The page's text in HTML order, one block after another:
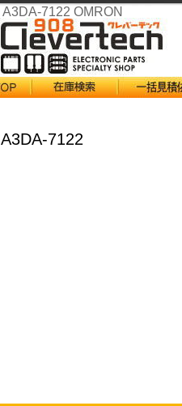
A3DA-7122 OMRON
A3DA-7122